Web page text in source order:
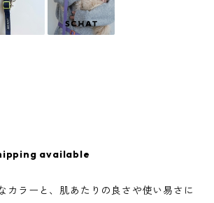
available
カラーと、肌あたりの良さや使い易さに